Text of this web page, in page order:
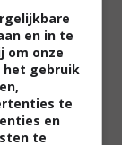
en in te
om onze
gebruik
te
en
te